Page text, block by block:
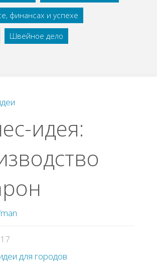
финансах и успехе
Швейное дело
идея:
для городов